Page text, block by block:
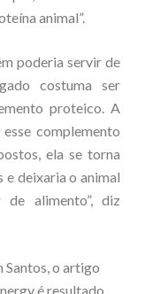
animal”.
poderia servir de
costuma ser
proteico. A
complemento
ela se torna
deixaria o animal
alimento”, diz
Santos, o artigo
é resultado